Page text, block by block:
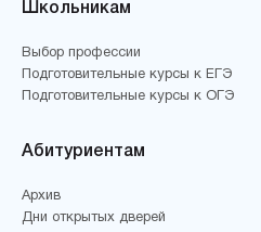
Школьникам
Выбор профессии
Подготовительные курсы к ЕГЭ
Подготовительные курсы к ОГЭ
Абитуриентам
Архив
Дни открытых дверей